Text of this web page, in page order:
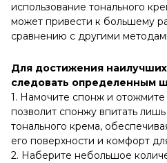
использование тонального
может привести к большему
сравнению с другими
Для достижения наилучших
следовать определенным
1. Намочите спонж и
позволит спонжу впитать
тонального крема,
его поверхности и комфорт
2. Наберите небольшое